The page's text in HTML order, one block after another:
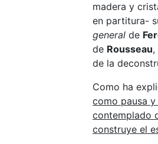
madera y
en partitura-
general de
de Rousseau,
de la
Como ha
como pausa
contemplado
construye el